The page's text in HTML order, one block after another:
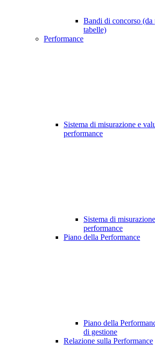
Bandi di concorso (da
tabelle)
Performance
Sistema di misurazione e
performance
Sistema di
performance
Piano della Performance
Piano della
di gestione
Relazione sulla Performance